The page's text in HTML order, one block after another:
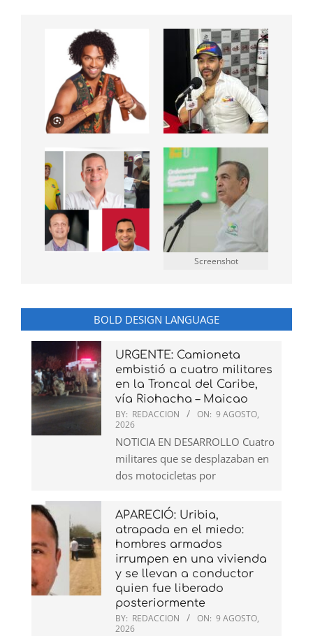
Screenshot
BOLD DESIGN LANGUAGE
URGENTE: Camioneta
embistió a cuatro militares
en la Troncal del Caribe,
vía Riohacha – Maicao
BY: REDACCION ON: 9 AGOSTO,
2026
NOTICIA EN DESARROLLO Cuatro
militares que se desplazaban en
dos motocicletas por
APARECIÓ: Uribia,
atrapada en el miedo:
hombres armados
irrumpen en una vivienda
y se llevan a conductor
quien fue liberado
posteriormente
BY: REDACCION ON: 9 AGOSTO,
2026